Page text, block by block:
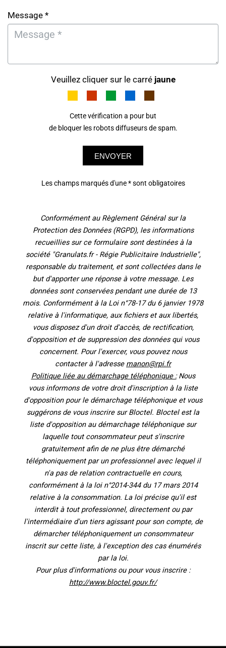
Message *
Veuillez cliquer sur le carré jaune
Cette vérification a pour but
de bloquer les robots diffuseurs de spam.
ENVOYER
Les champs marqués d'une * sont obligatoires
Conformément au Règlement Général sur la
Protection des Données (RGPD), les informations
recueillies sur ce formulaire sont destinées à la
société "Granulats.fr - Régie Publicitaire Industrielle",
responsable du traitement, et sont collectées dans le
but d'apporter une réponse à votre message. Les
données sont conservées pendant une durée de 13
mois. Conformément à la Loi n°78-17 du 6 janvier 1978
relative à l'informatique, aux fichiers et aux libertés,
vous disposez d'un droit d'accès, de rectification,
d'opposition et de suppression des données qui vous
concernent. Pour l'exercer, vous pouvez nous
contacter à l'adresse manon@rpi.fr
Politique liée au démarchage téléphonique :Nous
vous informons de votre droit d'inscription à la liste
d'opposition pour le démarchage téléphonique et vous
suggérons de vous inscrire sur Bloctel. Bloctel est la
liste d'opposition au démarchage téléphonique sur
laquelle tout consommateur peut s'inscrire
gratuitement afin de ne plus être démarché
téléphoniquement par un professionnel avec lequel il
n'a pas de relation contractuelle en cours,
conformément à la loi n°2014-344 du 17 mars 2014
relative à la consommation. La loi précise qu'il est
interdit à tout professionnel, directement ou par
l'intermédiaire d'un tiers agissant pour son compte, de
démarcher téléphoniquement un consommateur
inscrit sur cette liste, à l'exception des cas énumérés
par la loi.
Pour plus d'informations ou pour vous inscrire :
http://www.bloctel.gouv.fr/